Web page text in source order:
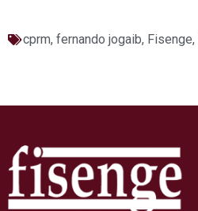
cprm, fernando jogaib, Fisenge,